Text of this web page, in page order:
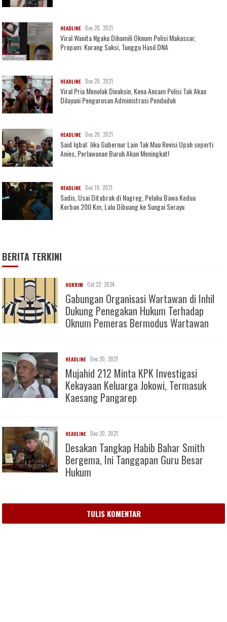
HEADLINE Dec 20, 2021
Viral Wanita Ngaku Dihamili Oknum Polisi Makassar,
Propam: Kurang Saksi, Tunggu Hasil DNA
HEADLINE Dec 20, 2021
Viral Pria Menolak Divaksin, Kena Ancam Polisi Tak Akan
Dilayani Pengurusan Administrasi Penduduk
HEADLINE Dec 20, 2021
Said Iqbal: Jika Gubernur Lain Tak Mau Revisi Upah seperti
Anies, Perlawanan Buruh Akan Meningkat!
HEADLINE Dec 19, 2021
Sadis, Usai Ditabrak di Nagreg, Pelaku Bawa Kedua
Korban 200 Km, Lalu Dibuang ke Sungai Serayu
BERITA TERKINI
HUKRIM Oct 22, 2024
Gabungan Organisasi Wartawan di Inhil
Dukung Penegakan Hukum Terhadap
Oknum Pemeras Bermodus Wartawan
HEADLINE Dec 20, 2021
Mujahid 212 Minta KPK Investigasi
Kekayaan Keluarga Jokowi, Termasuk
Kaesang Pangarep
HEADLINE Dec 20, 2021
Desakan Tangkap Habib Bahar Smith
Bergema, Ini Tanggapan Guru Besar
Hukum
TULIS KOMENTAR